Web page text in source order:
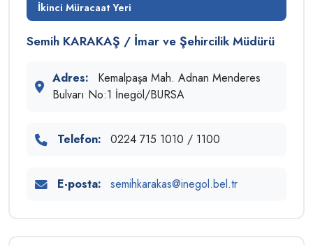
İkinci Müracaat Yeri
Semih KARAKAŞ / İmar ve Şehircilik Müdürü
Adres:
Kemalpaşa Mah. Adnan Menderes
Bulvarı No:1 İnegöl/BURSA
Telefon: 0224 715 1010 / 1100
E-posta: semihkarakas@inegol.bel.tr